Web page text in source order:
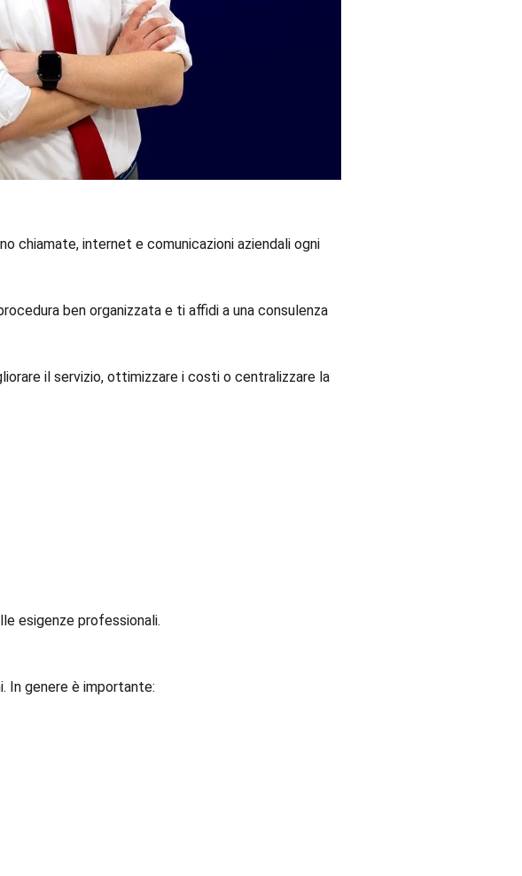
chiamate, internet e comunicazioni aziendali ogni
ben organizzata e ti affidi a una consulenza
il servizio, ottimizzare i costi o centralizzare la
esigenze professionali.
In genere è importante: